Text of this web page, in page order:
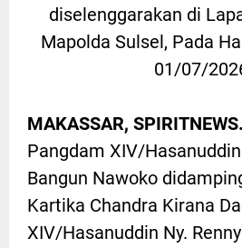
diselenggarakan di
Mapolda Sulsel, Pada
01/07/
MAKASSAR,
Pangdam XIV/
Bangun Nawoko
Kartika Chandra Kirana
XIV/Hasanuddin Ny.